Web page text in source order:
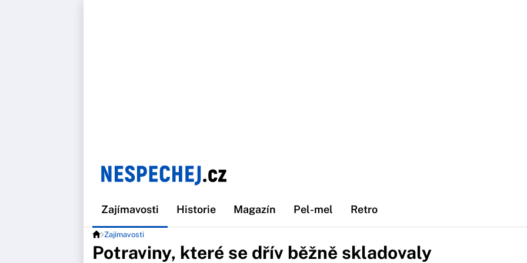
Zajímavosti Historie Magazín Pel-mel Retro
Zajímavosti
Potraviny, které se dřív běžně skladovaly